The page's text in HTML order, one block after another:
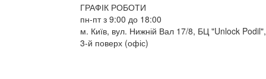
ГРАФІК РОБОТИ
пн-пт з 9:00 до 18:00
м. Київ, вул. Нижній Вал 17/8, БЦ "Unlock Podil",
3-й поверх (офіс)